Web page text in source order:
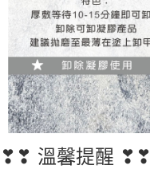
❣❣ 溫馨提醒 ❣❣